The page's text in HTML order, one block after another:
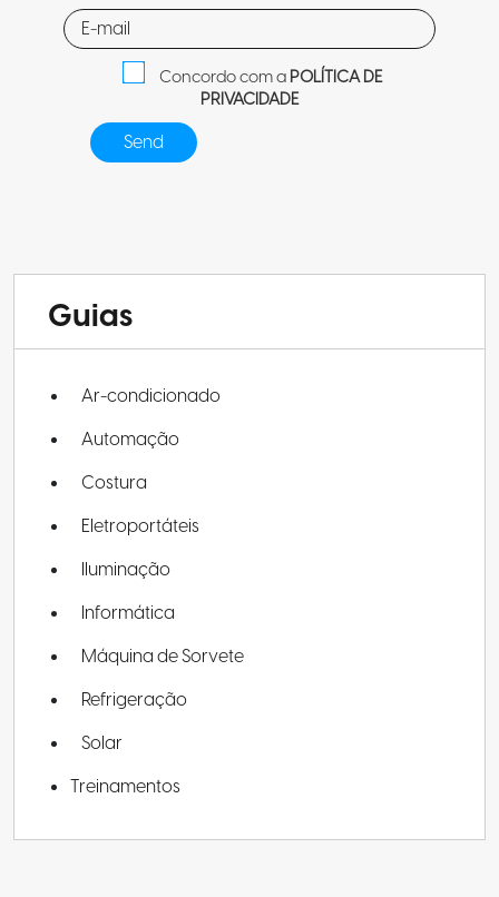
Concordo com aPOLÍTICA DE
PRIVACIDADE
Guias
Ar-condicionado
Automação
Costura
Eletroportáteis
Iluminação
Informática
Máquina de Sorvete
Refrigeração
Solar
Treinamentos